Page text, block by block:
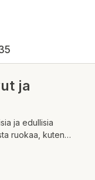
ja
ja edullisia
ruokaa, kuten
saa siis
ja